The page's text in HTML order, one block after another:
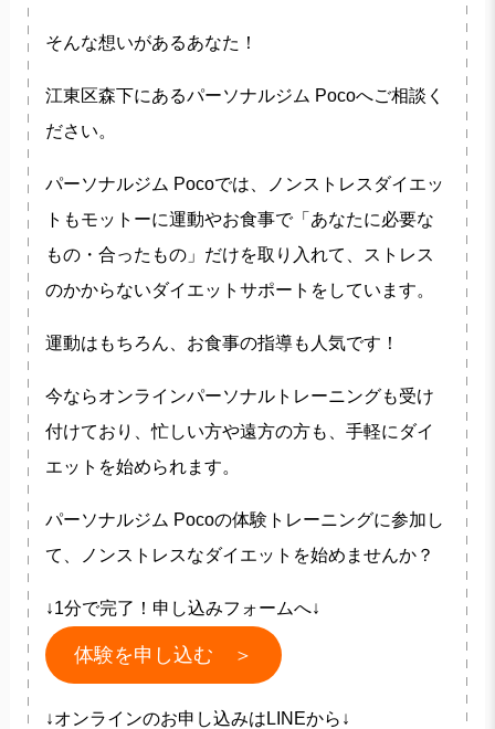
そんな想いがあるあなた！
江東区森下にあるパーソナルジム Pocoへご相談く
ださい。
パーソナルジム Pocoでは、ノンストレスダイエッ
トもモットーに運動やお食事で「あなたに必要な
もの・合ったもの」だけを取り入れて、ストレス
のかからないダイエットサポートをしています。
運動はもちろん、お食事の指導も人気です！
今ならオンラインパーソナルトレーニングも受け
付けており、忙しい方や遠方の方も、手軽にダイ
エットを始められます。
パーソナルジム Pocoの体験トレーニングに参加し
て、ノンストレスなダイエットを始めませんか？
↓1分で完了！申し込みフォームへ↓
体験を申し込む ＞
↓オンラインのお申し込みはLINEから↓